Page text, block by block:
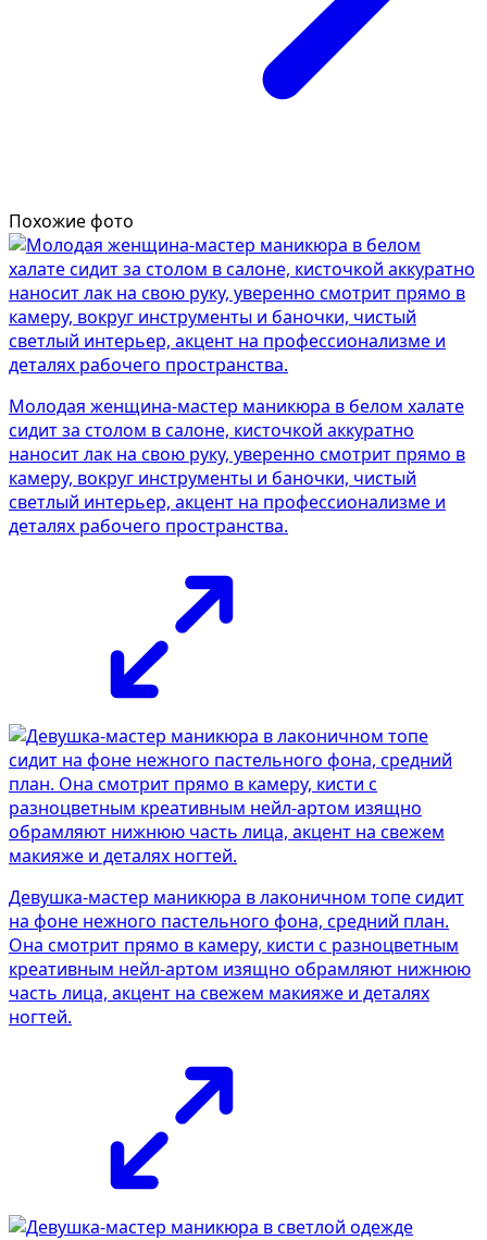
Похожие фото
Молодая женщина-мастер маникюра в белом халате
сидит за столом в салоне, кисточкой аккуратно
наносит лак на свою руку, уверенно смотрит прямо в
камеру, вокруг инструменты и баночки, чистый
светлый интерьер, акцент на профессионализме и
деталях рабочего пространства.
Девушка-мастер маникюра в лаконичном топе сидит
на фоне нежного пастельного фона, средний план.
Она смотрит прямо в камеру, кисти с разноцветным
креативным нейл-артом изящно обрамляют нижнюю
часть лица, акцент на свежем макияже и деталях
ногтей.